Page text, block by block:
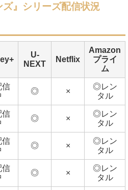
ズ』シリーズ配信状況
U-
NEXT
Netflix
Amazon
プライ
ム
◎ ×
◎レン
タル
◎ ×
◎レン
タル
◎ ×
◎レン
タル
◎ ×
◎レン
タル